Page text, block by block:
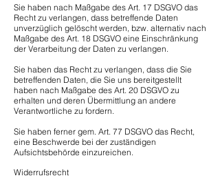
Sie haben nach Maßgabe des Art. 17 DSGVO das
Recht zu verlangen, dass betreffende Daten
unverzüglich gelöscht werden, bzw. alternativ nach
Maßgabe des Art. 18 DSGVO eine Einschränkung
der Verarbeitung der Daten zu verlangen.
Sie haben das Recht zu verlangen, dass die Sie
betreffenden Daten, die Sie uns bereitgestellt
haben nach Maßgabe des Art. 20 DSGVO zu
erhalten und deren Übermittlung an andere
Verantwortliche zu fordern.
Sie haben ferner gem. Art. 77 DSGVO das Recht,
eine Beschwerde bei der zuständigen
Aufsichtsbehörde einzureichen.
Widerrufsrecht